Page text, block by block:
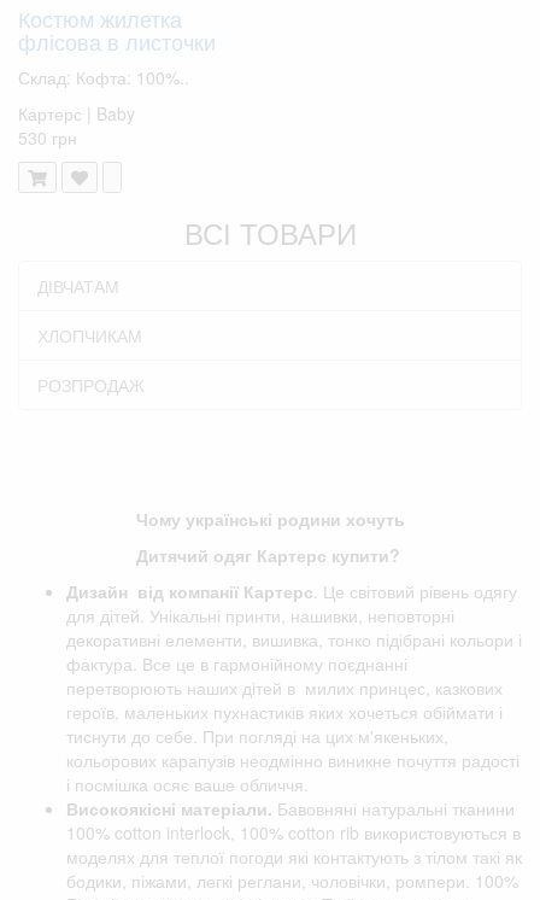
Костюм жилетка
флісова в листочки
Склад: Кофта: 100%..
Картерс | Baby
530 грн
ВСІ ТОВАРИ
ДІВЧАТАМ
ХЛОПЧИКАМ
РОЗПРОДАЖ
Чому українські родини хочуть
Дитячий одяг Картерс купити?
Дизайн від компанії Картерс . Це світовий рівень одягу
для дітей. Унікальні принти, нашивки, неповторні
декоративні елементи, вишивка, тонко підібрані кольори і
фактура. Все це в гармонійному поєднанні
перетворюють наших дітей в милих принцес, казкових
героїв, маленьких пухнастиків яких хочеться обіймати і
тиснути до себе. При погляді на цих м'якеньких,
кольорових карапузів неодмінно виникне почуття радості
і посмішка осяє ваше обличчя.
Високоякісні матеріали. Бавовняні натуральні тканини
100% cotton interlock, 100% cotton rib використовуються в
моделях для теплої погоди які контактують з тілом такі як
бодики, піжами, легкі реглани, чоловічки, ромпери. 100%